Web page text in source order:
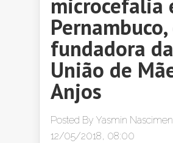
microcefalia
Pernambuco,
fundadora
União de
Anjos
Posted By Yasmin
12/05/2018, 08:00